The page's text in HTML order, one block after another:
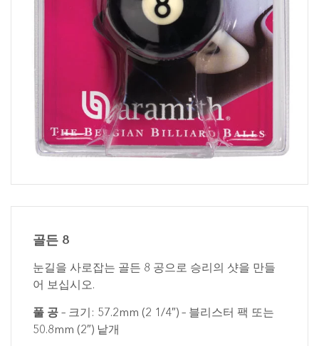
골든 8
눈길을 사로잡는 골든 8 공으로 승리의 샷을 만들
어 보십시오.
풀 공 – 크기: 57.2mm (2 1/4″) – 블리스터 팩 또는
50.8mm (2″) 낱개